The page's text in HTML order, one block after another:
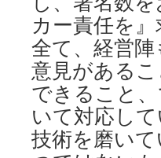
カー責任を
全て、経営
意見がある
できること
いて対応し
技術を磨い